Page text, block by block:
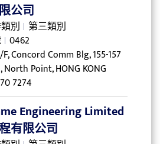
公司
別 第三類別
0462
Concord Comm Blg, 155-157
North Point, HONG KONG
7274
Engineering Limited
有限公司